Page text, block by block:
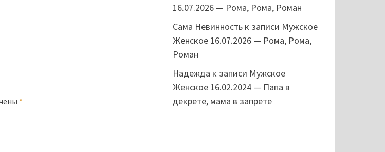
*
16.07.2026 — Рома, Рома, Роман
Сама Невинностьк записи Мужское
Женское 16.07.2026 — Рома, Рома,
Роман
Надежда к записи Мужское
Женское 16.02.2024 — Папа в
декрете, мама в запрете